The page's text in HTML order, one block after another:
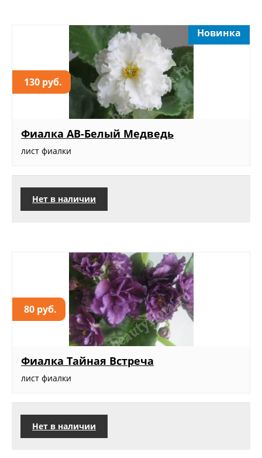
130 руб.
Новинка
Фиалка АВ-Белый Медведь
лист фиалки
Нет в наличии
80 руб.
Фиалка Тайная Встреча
лист фиалки
Нет в наличии